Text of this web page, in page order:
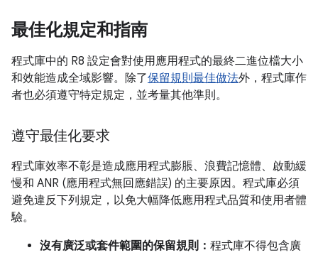
最佳化規定和指南
程式庫中的 R8 設定會對使用應用程式的最終二進位檔大小
和效能造成全域影響。除了保留規則最佳做法外，程式庫作
者也必須遵守特定規定，並考量其他準則。
遵守最佳化要求
程式庫效率不彰是造成應用程式膨脹、浪費記憶體、啟動緩
慢和 ANR (應用程式無回應錯誤) 的主要原因。程式庫必須
避免違反下列規定，以免大幅降低應用程式品質和使用者體
驗。
沒有廣泛或套件範圍的保留規則： 程式庫不得包含廣